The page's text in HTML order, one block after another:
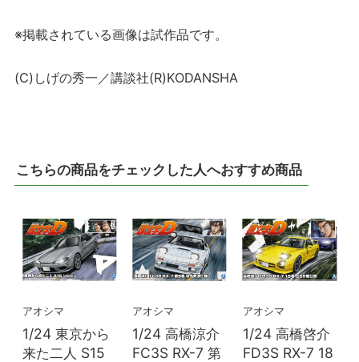
※掲載されている画像は試作品です。
(C)しげの秀一／講談社(R)KODANSHA
こちらの商品をチェックした人へおすすめ商品
アオシマ
1/24 東京から
来た二人 S15
アオシマ
1/24 高橋涼介
FC3S RX-7 第
アオシマ
1/24 高橋啓介
FD3S RX-7 18